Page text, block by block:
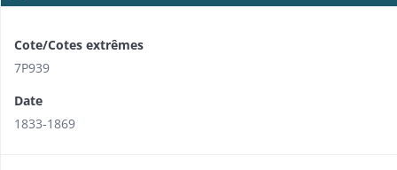
Cote/Cotes extrêmes
7P939
Date
1833-1869